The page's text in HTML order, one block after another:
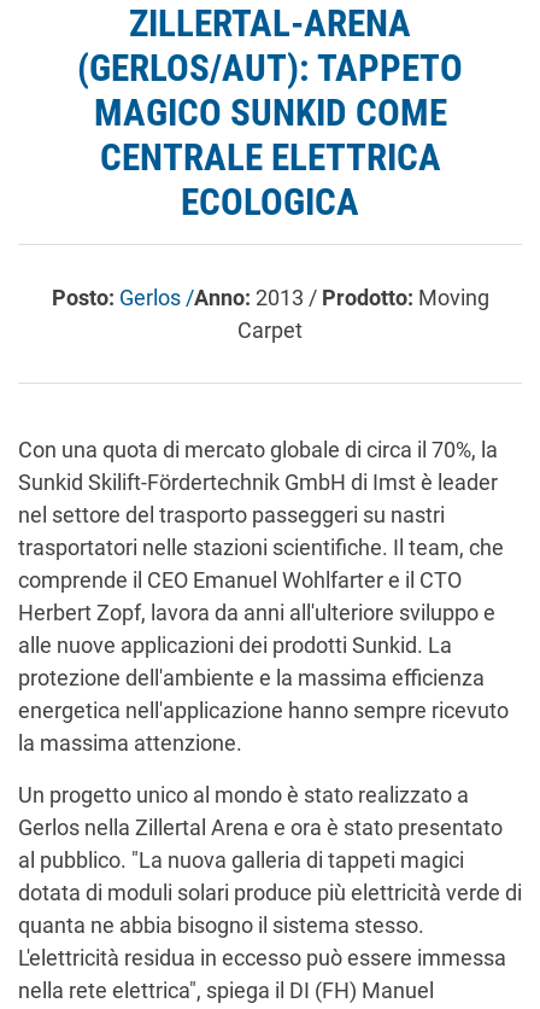
ZILLERTAL-ARENA
(GERLOS/AUT): TAPPETO
MAGICO SUNKID COME
CENTRALE ELETTRICA
ECOLOGICA
Posto: Gerlos /Anno: 2013 / Prodotto: Moving
Carpet
Con una quota di mercato globale di circa il 70%, la
Sunkid Skilift-Fördertechnik GmbH di Imst è leader
nel settore del trasporto passeggeri su nastri
trasportatori nelle stazioni scientifiche. Il team, che
comprende il CEO Emanuel Wohlfarter e il CTO
Herbert Zopf, lavora da anni all'ulteriore sviluppo e
alle nuove applicazioni dei prodotti Sunkid. La
protezione dell'ambiente e la massima efficienza
energetica nell'applicazione hanno sempre ricevuto
la massima attenzione.
Un progetto unico al mondo è stato realizzato a
Gerlos nella Zillertal Arena e ora è stato presentato
al pubblico. "La nuova galleria di tappeti magici
dotata di moduli solari produce più elettricità verde di
quanta ne abbia bisogno il sistema stesso.
L'elettricità residua in eccesso può essere immessa
nella rete elettrica", spiega il DI (FH) Manuel